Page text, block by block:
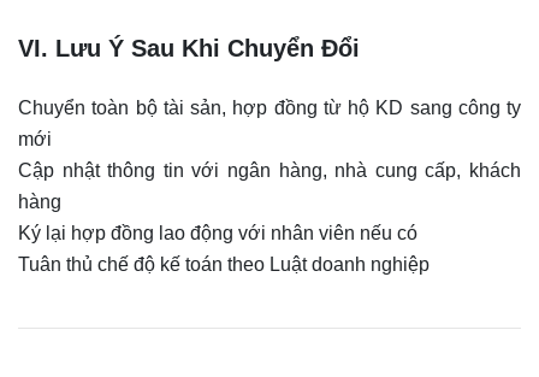
VI. Lưu Ý Sau Khi Chuyển Đổi
Chuyển toàn bộ tài sản, hợp đồng từ hộ KD sang công ty
mới
Cập nhật thông tin với ngân hàng, nhà cung cấp, khách
hàng
Ký lại hợp đồng lao động với nhân viên nếu có
Tuân thủ chế độ kế toán theo Luật doanh nghiệp